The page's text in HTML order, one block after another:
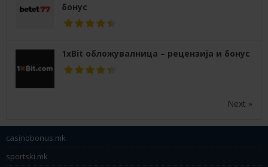
бонус
1xBit обложувалница – рецензија и бонус
Next »
casinobonus.mk
sportski.mk